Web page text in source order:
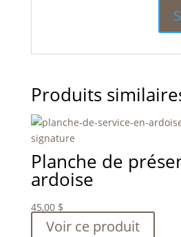
Produits
Planche de
ardoise
45,00 $
Voir ce produit